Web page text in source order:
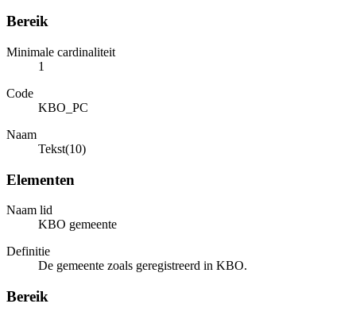
Bereik
Minimale cardinaliteit
1
Code
KBO_PC
Naam
Tekst(10)
Elementen
Naam lid
KBO gemeente
Definitie
De gemeente zoals geregistreerd in KBO.
Bereik